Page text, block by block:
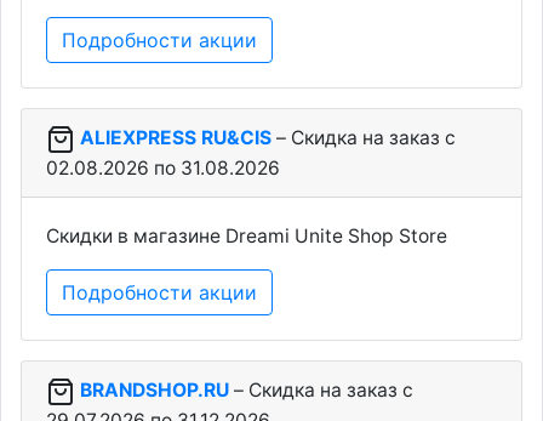
Подробности акции
ALIEXPRESS RU&CIS – Скидка на заказ c
02.08.2026 по 31.08.2026
Скидки в магазине Dreami Unite Shop Store
Подробности акции
BRANDSHOP.RU – Скидка на заказ c